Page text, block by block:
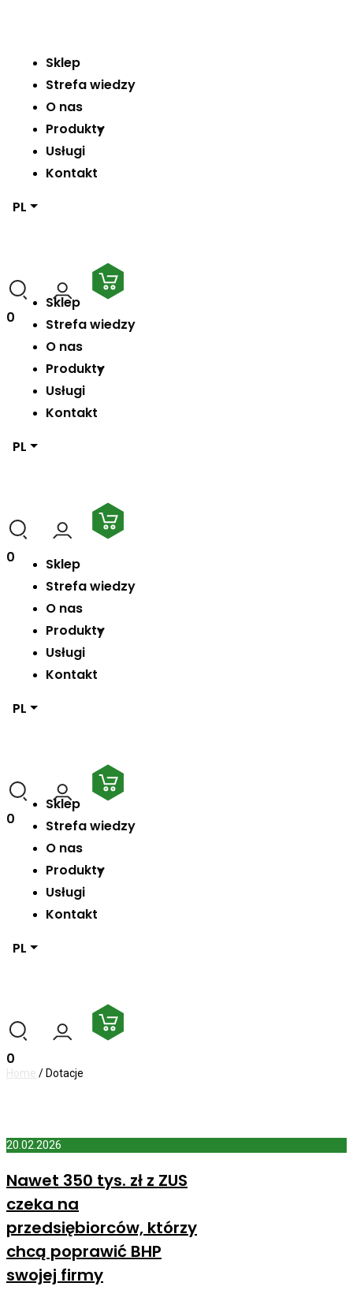
Sklep
Strefa wiedzy
O nas
Produkty
Usługi
Kontakt
PL
0
Sklep
Strefa wiedzy
O nas
Produkty
Usługi
Kontakt
PL
0
Sklep
Strefa wiedzy
O nas
Produkty
Usługi
Kontakt
PL
0
Sklep
Strefa wiedzy
O nas
Produkty
Usługi
Kontakt
PL
0
Home / Dotacje
20.02.2026
Nawet 350 tys. zł z ZUS
czeka na
przedsiębiorców, którzy
chcą poprawić BHP
swojej firmy